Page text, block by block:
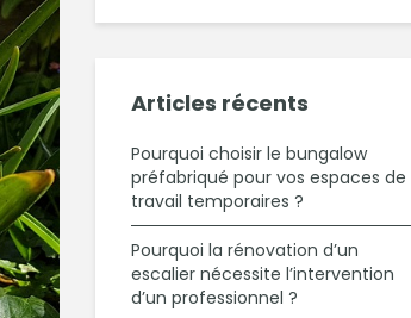
Articles récents
Pourquoi choisir le bungalow
préfabriqué pour vos espaces de
travail temporaires ?
Pourquoi la rénovation d’un
escalier nécessite l’intervention
d’un professionnel ?